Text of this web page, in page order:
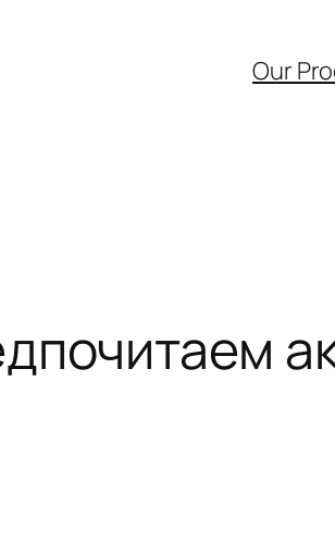
Our